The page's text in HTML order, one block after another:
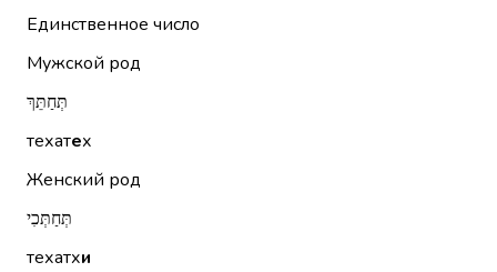
Единственное число
Мужской род
תְּחַתֵּךְ
техатех
Женский род
תְּחַתְּכִי
техатхи